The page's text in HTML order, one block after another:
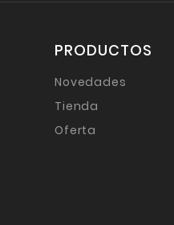
PRODUCTOS
Novedades
Tienda
Oferta